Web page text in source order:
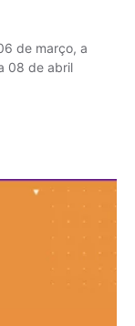
de março, a
08 de abril